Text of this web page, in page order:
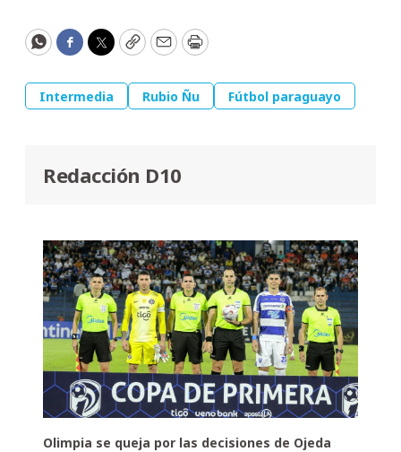
WhatsApp
Facebook
Twitter
CopyEmailPrint
Intermedia Rubio Ñu Fútbol paraguayo
Redacción D10
Olimpia se queja por las decisiones de Ojeda